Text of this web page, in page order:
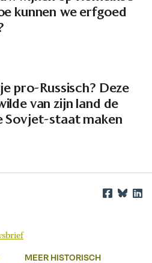
kunnen we erfgoed
pro-Russisch? Deze
van zijn land de
Sovjet-staat maken
MEER HISTORISCH